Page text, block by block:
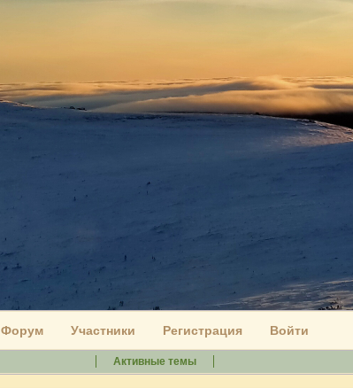
Форум Участники Регистрация Войти
Активные темы